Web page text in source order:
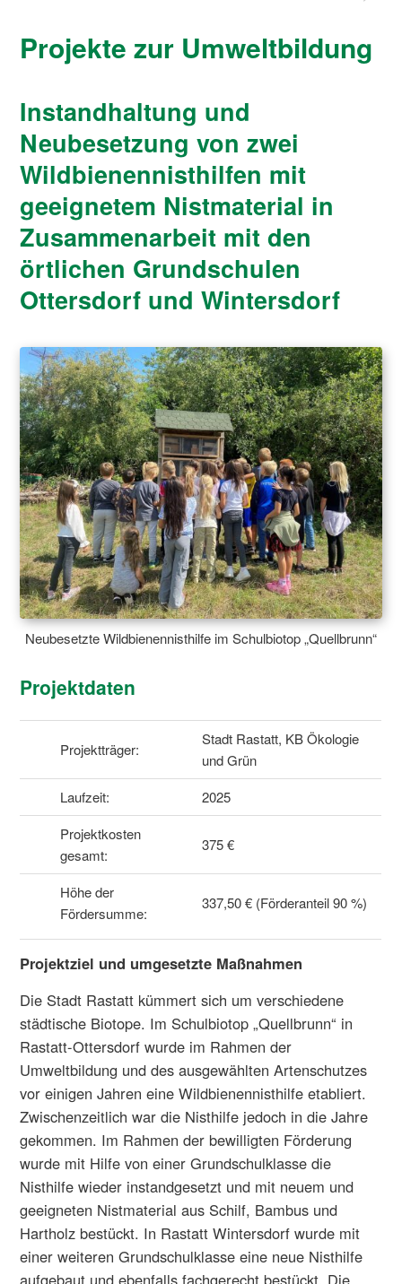
Projekte zur Umweltbildung
Instandhaltung und
Neubesetzung von zwei
Wildbienennisthilfen mit
geeignetem Nistmaterial in
Zusammenarbeit mit den
örtlichen Grundschulen
Ottersdorf und Wintersdorf
Neubesetzte Wildbienennisthilfe im Schulbiotop „Quellbrunn“
Projektdaten
Projektträger:
Stadt Rastatt, KB Ökologie
und Grün
Laufzeit:
2025
Projektkosten
gesamt:
375 €
Höhe der
Fördersumme:
337,50 € (Förderanteil 90 %)
Projektziel und umgesetzte Maßnahmen
Die Stadt Rastatt kümmert sich um verschiedene
städtische Biotope. Im Schulbiotop „Quellbrunn“ in
Rastatt-Ottersdorf wurde im Rahmen der
Umweltbildung und des ausgewählten Artenschutzes
vor einigen Jahren eine Wildbienennisthilfe etabliert.
Zwischenzeitlich war die Nisthilfe jedoch in die Jahre
gekommen. Im Rahmen der bewilligten Förderung
wurde mit Hilfe von einer Grundschulklasse die
Nisthilfe wieder instandgesetzt und mit neuem und
geeigneten Nistmaterial aus Schilf, Bambus und
Hartholz bestückt. In Rastatt Wintersdorf wurde mit
einer weiteren Grundschulklasse eine neue Nisthilfe
aufgebaut und ebenfalls fachgerecht bestückt. Die